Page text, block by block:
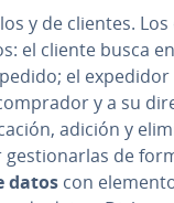
y de clientes. Los
el cliente busca
el expedidor
y a su
adición y
ge­s­tio­nar­las de
datos con